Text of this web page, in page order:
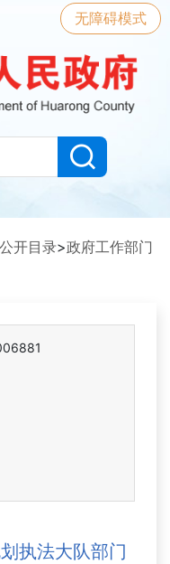
无障碍模式
开目录>政府工作部门
执法大队部门